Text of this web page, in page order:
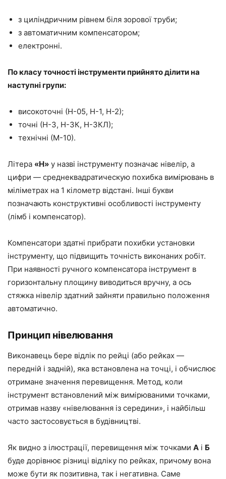
з циліндричним рівнем біля зорової труби;
з автоматичним компенсатором;
електронні.
По класу точності інструменти прийнято ділити на
наступні групи:
високоточні (Н-05, Н-1, Н-2);
точні (Н-3, Н-3К, Н-3КЛ);
технічні (М-10).
Літера «Н» у назві інструменту позначає нівелір, а
цифри — среднеквадратическую похибка вимірювань в
міліметрах на 1 кілометр відстані. Інші букви
позначають конструктивні особливості інструменту
(лімб і компенсатор).
Компенсатори здатні прибрати похибки установки
інструменту, що підвищить точність виконаних робіт.
При наявності ручного компенсатора інструмент в
горизонтальну площину виводиться вручну, а ось
стяжка нівелір здатний зайняти правильно положення
автоматично.
Принцип нівелювання
Виконавець бере відлік по рейці (або рейках —
передній і задній), яка встановлена на точці, і обчислює
отримане значення перевищення. Метод, коли
інструмент встановлений між вимірюваними точками,
отримав назву «нівелювання із середини», і найбільш
часто застосовується в будівництві.
Як видно з ілюстрації, перевищення між точками А і Б
буде дорівнює різниці відліку по рейках, причому вона
може бути як позитивна, так і негативна. Саме